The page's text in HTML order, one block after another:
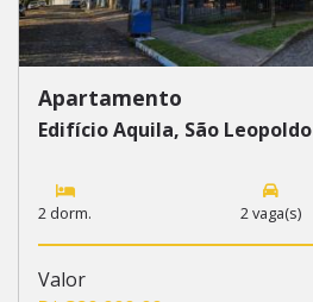
Apartamento
Edifício Aquila, São Leopoldo
2 dorm. 2 vaga(s)
Valor